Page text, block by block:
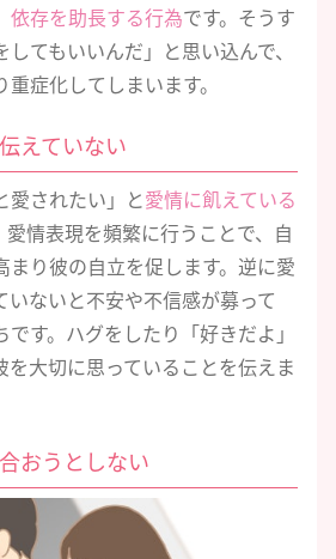
依存を助長する行為です。そうす
てもいいんだ」と思い込んで、
症化してしまいます。
えていない
愛されたい」と愛情に飢えている
愛情表現を頻繁に行うことで、自
まり彼の自立を促します。逆に愛
いないと不安や不信感が募って
です。ハグをしたり「好きだよ」
を大切に思っていることを伝えま
おうとしない